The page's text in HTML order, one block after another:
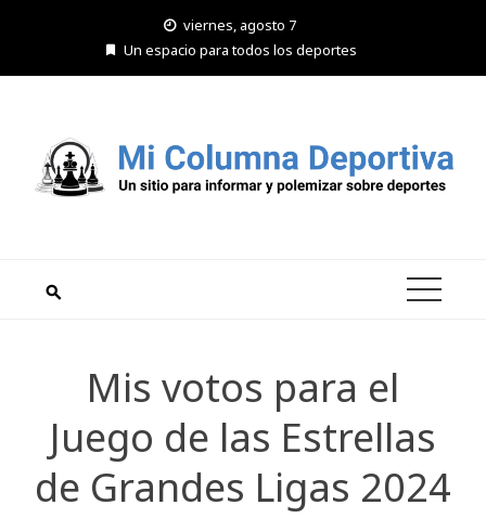
viernes, agosto 7
Un espacio para todos los deportes
Mis votos para el
Juego de las Estrellas
de Grandes Ligas 2024